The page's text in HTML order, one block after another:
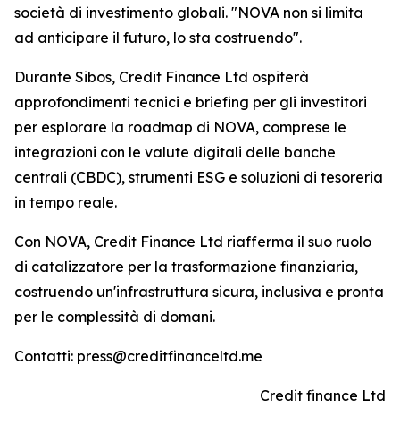
società di investimento globali. "NOVA non si limita
ad anticipare il futuro, lo sta costruendo".
Durante Sibos, Credit Finance Ltd ospiterà
approfondimenti tecnici e briefing per gli investitori
per esplorare la roadmap di NOVA, comprese le
integrazioni con le valute digitali delle banche
centrali (CBDC), strumenti ESG e soluzioni di tesoreria
in tempo reale.
Con NOVA, Credit Finance Ltd riafferma il suo ruolo
di catalizzatore per la trasformazione finanziaria,
costruendo un'infrastruttura sicura, inclusiva e pronta
per le complessità di domani.
Contatti: press@creditfinanceltd.me
Credit finance Ltd